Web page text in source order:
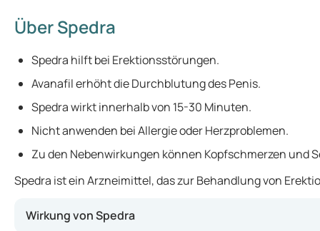
Über Spedra
Spedra hilft bei Erektionsstörungen.
Avanafil erhöht die Durchblutung des Penis.
Spedra wirkt innerhalb von 15-30 Minuten.
Nicht anwenden bei Allergie oder Herzproblemen.
Zu den Nebenwirkungen können Kopfschmerzen und
Spedra ist ein Arzneimittel, das zur Behandlung von
Wirkung von Spedra